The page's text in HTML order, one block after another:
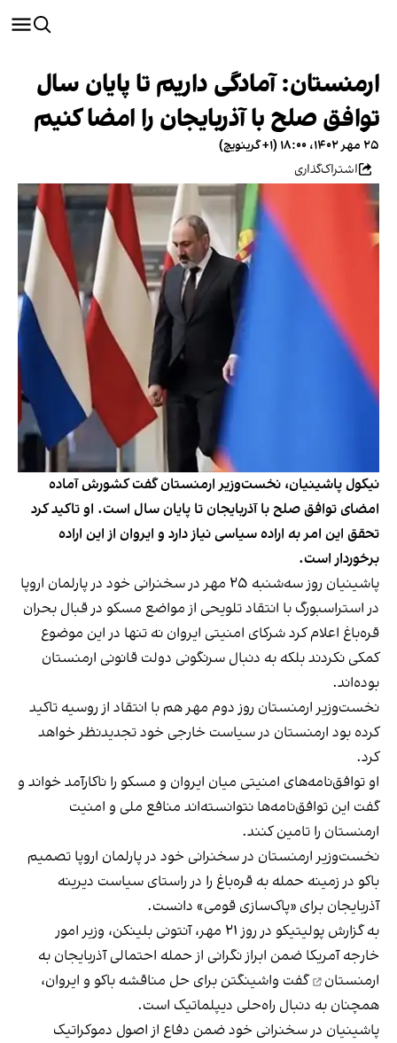
ارمنستان: آمادگی داریم تا پایان سال
توافق صلح با آذربایجان را امضا کنیم
۲۵ مهر ۱۴۰۲، ۱۸:۰۰ (‎+۱ گرینویچ)
اشتراک‌گذاری
نیکول پاشینیان، نخست‌وزیر ارمنستان گفت کشورش آماده
امضای توافق صلح با آذربایجان تا پایان سال است. او تاکید کرد
تحقق این امر به اراده سیاسی نیاز دارد و ایروان از این اراده
برخوردار است.
پاشینیان روز سه‌شنبه ۲۵ مهر در سخنرانی خود در پارلمان اروپا
در استراسبورگ با انتقاد تلویحی از مواضع مسکو در قبال بحران
قره‌باغ اعلام کرد شرکای امنیتی ایروان نه تنها در این موضوع
کمکی نکردند بلکه به دنبال سرنگونی دولت قانونی ارمنستان
بوده‌اند.
نخست‌وزیر ارمنستان روز دوم مهر هم با انتقاد از روسیه تاکید
کرده بود ارمنستان در سیاست خارجی خود تجدیدنظر خواهد
کرد.
او توافق‌نامه‌های امنیتی میان ایروان و مسکو را ناکارآمد خواند و
گفت این توافق‌نامه‌ها نتوانسته‌‌اند منافع ملی و امنیت
ارمنستان را تامین کنند.
نخست‌وزیر ارمنستان در سخنرانی خود در پارلمان اروپا تصمیم
باکو در زمینه حمله به قره‌باغ را در راستای سیاست دیرینه
آذربایجان برای «پاک‌سازی قومی» دانست.
به گزارش پولیتیکو در روز ۲۱ مهر، آنتونی بلینکن، وزیر امور
خارجه آمریکا ضمن ابراز نگرانی از حمله احتمالی آذربایجان به
ارمنستان
گفت واشینگتن برای حل مناقشه باکو و ایروان،
همچنان به دنبال راه‌حلی دیپلماتیک است.
پاشینیان در سخنرانی خود ضمن دفاع از اصول دموکراتیک